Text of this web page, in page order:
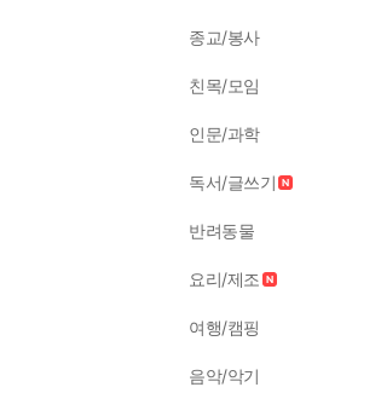
종교/봉사
친목/모임
인문/과학
독서/글쓰기
반려동물
요리/제조
여행/캠핑
음악/악기